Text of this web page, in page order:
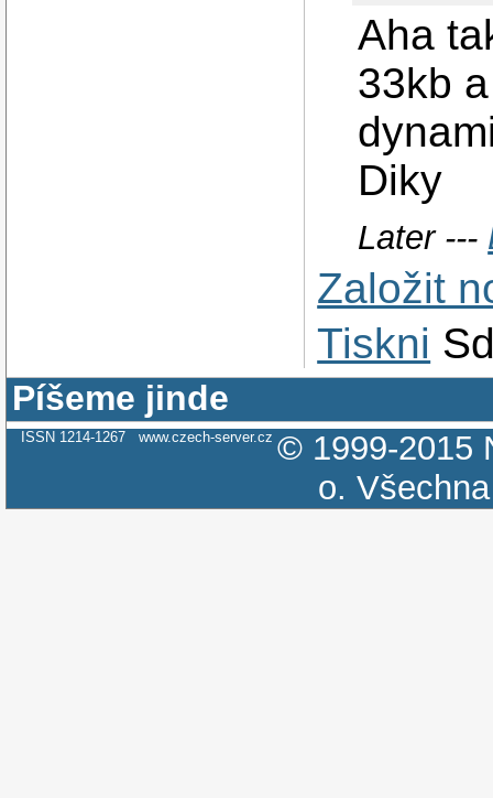
Aha
33kb
Diky
Later ---
Založit
Tiskni
Píšeme jinde
ISSN 1214-1267 www.czech-server.cz © 1999-2015
o.